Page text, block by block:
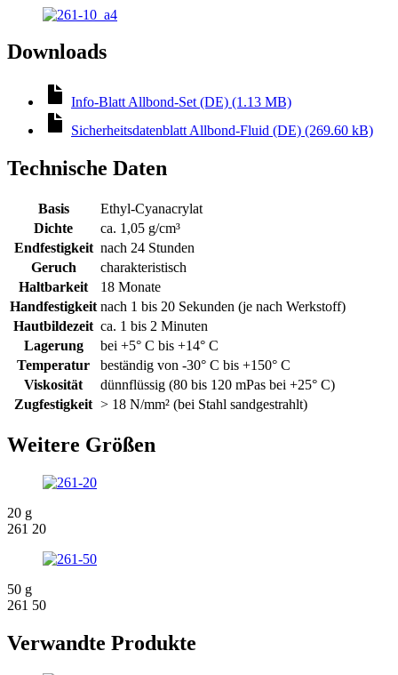
Downloads
Info-Blatt Allbond-Set (DE) (1.13 MB)
Sicherheitsdatenblatt Allbond-Fluid (DE) (269.60 kB)
Technische Daten
Basis
Ethyl-Cyanacrylat
Dichte
ca. 1,05 g/cm³
Endfestigkeit nach 24 Stunden
Geruch
charakteristisch
Haltbarkeit
18 Monate
Handfestigkeit nach 1 bis 20 Sekunden (je nach Werkstoff)
Hautbildezeit ca. 1 bis 2 Minuten
Lagerung
bei +5° C bis +14° C
Temperatur
beständig von -30° C bis +150° C
Viskosität
dünnflüssig (80 bis 120 mPas bei +25° C)
Zugfestigkeit > 18 N/mm² (bei Stahl sandgestrahlt)
Weitere Größen
20 g
261 20
50 g
261 50
Verwandte Produkte